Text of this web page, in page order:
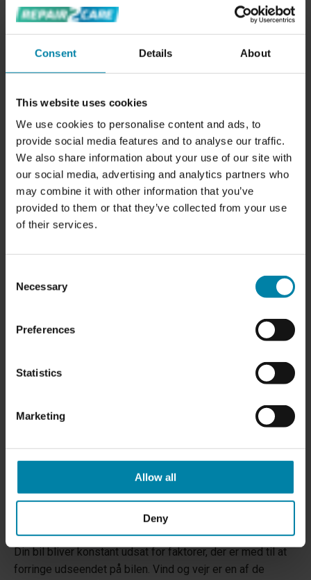
Consent Details About
This website uses cookies
We use cookies to personalise content and ads, to
provide social media features and to analyse our traffic.
We also share information about your use of our site with
our social media, advertising and analytics partners who
may combine it with other information that you’ve
provided to them or that they’ve collected from your use
of their services.
Selection
Necessary
Preferences
Statistics
Marketing
Allow all
Deny
PROFESSIONEL BILPLEJE
fjerner små overfladiske ridser på bilen, samt genskaber
bilens skinnede overflade. Derudover tilbyder vi en
professionel bilvask og voksbehandling, samten rens af
kabinender fjerner uønskede lugte og eliminerer bakterier
fra bilens overflader.
Voreskosmetiske bileftersyner en meget populær
service, hvor vi gennemgår bilen for kosmetiske skader,
som bilen har brug for. Hvis du tager imod vores tilbud, så
FORDELE VED PROFESSIONEL BILPLEJE
Din bil bliver konstant udsat for faktorer, der er med til at
forringe udseendet på bilen. Vind og vejr er en af de